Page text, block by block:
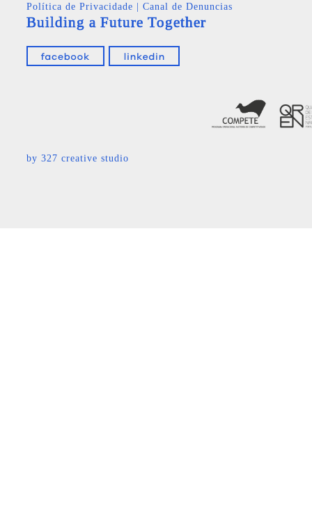
Política de Privacidade
Canal de Denuncias
Building a Future Together
by 327 creative studio